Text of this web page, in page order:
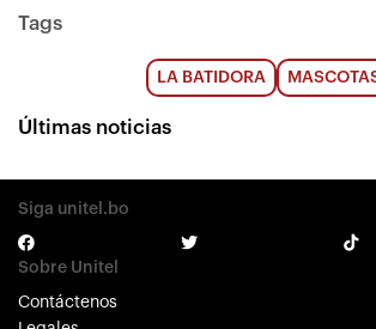
Tags
LA BATIDORA
Últimas noticias
Siga unitel.bo
Sobre Unitel
Contáctenos